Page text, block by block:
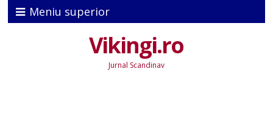
Meniu superior
Vikingi.ro
Jurnal Scandinav